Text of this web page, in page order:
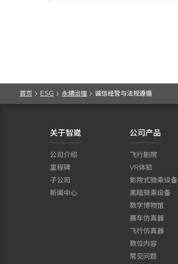
首页 ESG 永續治理 诚信经营与法规遵循
关于智崴
公司介绍
里程碑
子公司
新闻中心
公司产品
飞行剧院
VR体验
影院式骑乘设备
黑暗骑乘设备
数字博物馆
赛车仿真器
飞行仿真器
数位内容
常见问题